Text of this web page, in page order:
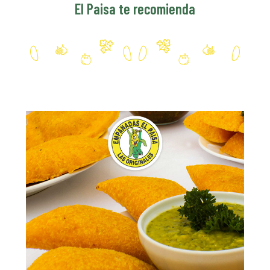
El Paisa te recomienda